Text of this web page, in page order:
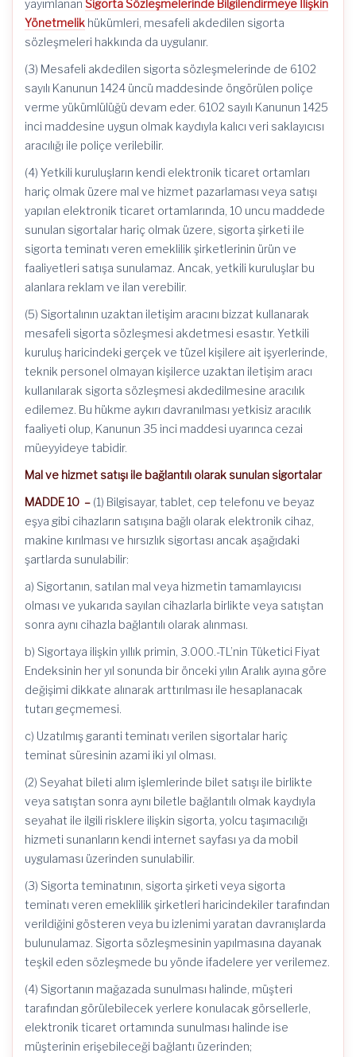
yayımlanan Sigorta Sözleşmelerinde Bilgilendirmeye İlişkin
Yönetmelik hükümleri, mesafeli akdedilen sigorta
sözleşmeleri hakkında da uygulanır.
(3) Mesafeli akdedilen sigorta sözleşmelerinde de 6102
sayılı Kanunun 1424 üncü maddesinde öngörülen poliçe
verme yükümlülüğü devam eder. 6102 sayılı Kanunun 1425
inci maddesine uygun olmak kaydıyla kalıcı veri saklayıcısı
aracılığı ile poliçe verilebilir.
(4) Yetkili kuruluşların kendi elektronik ticaret ortamları
hariç olmak üzere mal ve hizmet pazarlaması veya satışı
yapılan elektronik ticaret ortamlarında, 10 uncu maddede
sunulan sigortalar hariç olmak üzere, sigorta şirketi ile
sigorta teminatı veren emeklilik şirketlerinin ürün ve
faaliyetleri satışa sunulamaz. Ancak, yetkili kuruluşlar bu
alanlara reklam ve ilan verebilir.
(5) Sigortalının uzaktan iletişim aracını bizzat kullanarak
mesafeli sigorta sözleşmesi akdetmesi esastır. Yetkili
kuruluş haricindeki gerçek ve tüzel kişilere ait işyerlerinde,
teknik personel olmayan kişilerce uzaktan iletişim aracı
kullanılarak sigorta sözleşmesi akdedilmesine aracılık
edilemez. Bu hükme aykırı davranılması yetkisiz aracılık
faaliyeti olup, Kanunun 35 inci maddesi uyarınca cezai
müeyyideye tabidir.
Mal ve hizmet satışı ile bağlantılı olarak sunulan sigortalar
MADDE 10 – (1) Bilgisayar, tablet, cep telefonu ve beyaz
eşya gibi cihazların satışına bağlı olarak elektronik cihaz,
makine kırılması ve hırsızlık sigortası ancak aşağıdaki
şartlarda sunulabilir:
a) Sigortanın, satılan mal veya hizmetin tamamlayıcısı
olması ve yukarıda sayılan cihazlarla birlikte veya satıştan
sonra aynı cihazla bağlantılı olarak alınması.
b) Sigortaya ilişkin yıllık primin, 3.000.-TL’nin Tüketici Fiyat
Endeksinin her yıl sonunda bir önceki yılın Aralık ayına göre
değişimi dikkate alınarak arttırılması ile hesaplanacak
tutarı geçmemesi.
c) Uzatılmış garanti teminatı verilen sigortalar hariç
teminat süresinin azami iki yıl olması.
(2) Seyahat bileti alım işlemlerinde bilet satışı ile birlikte
veya satıştan sonra aynı biletle bağlantılı olmak kaydıyla
seyahat ile ilgili risklere ilişkin sigorta, yolcu taşımacılığı
hizmeti sunanların kendi internet sayfası ya da mobil
uygulaması üzerinden sunulabilir.
(3) Sigorta teminatının, sigorta şirketi veya sigorta
teminatı veren emeklilik şirketleri haricindekiler tarafından
verildiğini gösteren veya bu izlenimi yaratan davranışlarda
bulunulamaz. Sigorta sözleşmesinin yapılmasına dayanak
teşkil eden sözleşmede bu yönde ifadelere yer verilemez.
(4) Sigortanın mağazada sunulması halinde, müşteri
tarafından görülebilecek yerlere konulacak görsellerle,
elektronik ticaret ortamında sunulması halinde ise
müşterinin erişebileceği bağlantı üzerinden;